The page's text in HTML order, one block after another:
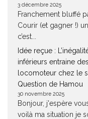
3 décembre 2025
Franchement bluffé
Courir (et gagner !)
c’est...
Idée reçue :
inférieurs entraine
locomoteur chez le
Question de Hamou
30 novembre 2025
Bonjour, j'espère
voilà ma situation je